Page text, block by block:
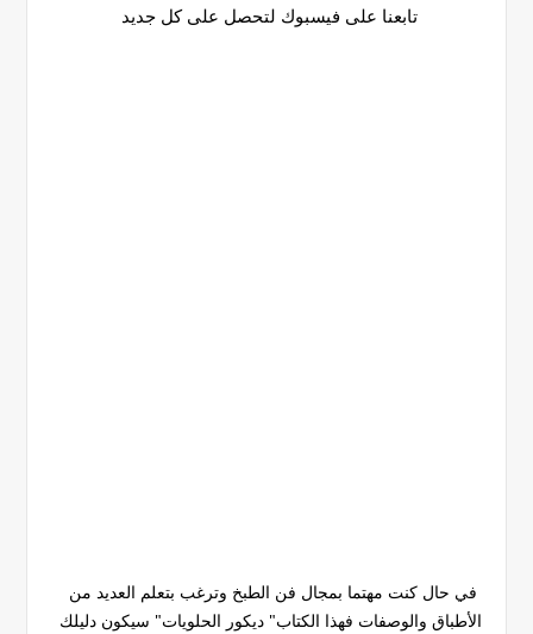
تابعنا على فيسبوك لتحصل على كل جديد
في حال كنت مهتما بمجال فن الطبخ وترغب بتعلم العديد من
الأطباق والوصفات فهذا الكتاب" ديكور الحلويات" سيكون دليلك